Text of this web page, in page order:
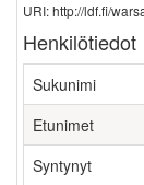
URI: http://ldf.fi/
Henkilötiedot
Sukunimi
Etunimet
Syntynyt